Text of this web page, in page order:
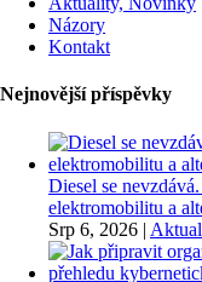
Názory
Kontakt
Nejnovější příspěvky
Diesel se
elektromobilitu a
Srp 6, 2026 |